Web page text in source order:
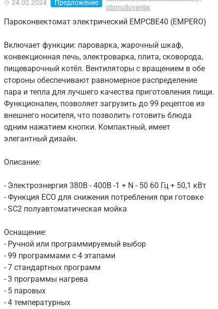
24.02.2024 Предложение
oborudovanija
Пароконвектомат электрический EMPCBE40 (EMPERO)
Включает функции: пароварка, жарочный шкаф,
конвекционная печь, электроварка, плита, сковорода,
пищеварочный котёл. Вентиляторы с вращением в обе
стороны обеспечивают равномерное распределение
пара и тепла для лучшего качества приготовления пищи.
Функционален, позволяет загрузить до 99 рецептов из
внешнего носителя, что позволить готовить блюда
одним нажатием кнопки. Компактный, имеет
элегантный дизайн.
Описание:
- Электроэнергия 380В - 400В -1 + N - 50 60 Гц + 50,1 кВт
- Функция ECO для снижения потребления при готовке
- SC2 полуавтоматическая мойка
Оснащение:
- Ручной или программируемый выбор
- 99 программами с 4 этапами
- 7 стандартных программ
- 3 программы нагрева
- 5 паровых
- 4 температурных